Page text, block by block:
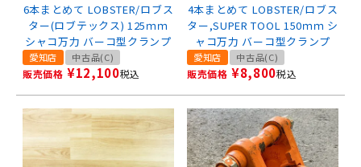
6本まとめて LOBSTER/ロブス
ター(ロブテックス) 125ｍｍ
シャコ万力 バーコ型クランプ
愛知店 中古品(C)
販売価格 ¥12,100税込
4本まとめて LOBSTER/ロブス
ター,SUPER TOOL 150ｍｍ シ
ャコ万力 バーコ型クランプ
愛知店 中古品(C)
販売価格 ¥8,800税込